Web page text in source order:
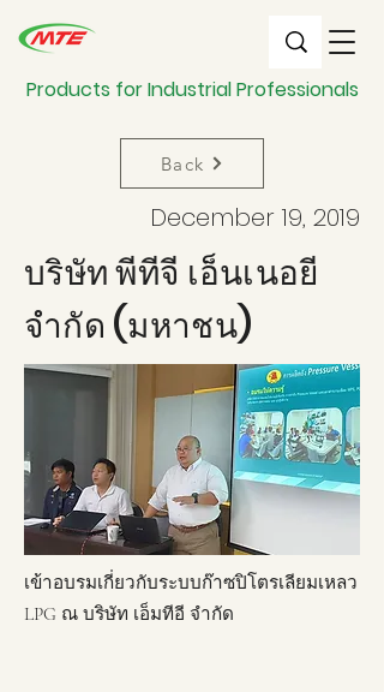
Products for Industrial Professionals
Back
December 19, 2019
บริษัท พีทีจี เอ็นเนอยี
จำกัด (มหาชน)
เข้าอบรมเกี่ยวกับระบบก๊าซปิโตรเลียมเหลว
LPG ณ บริษัท เอ็มทีอี จำกัด